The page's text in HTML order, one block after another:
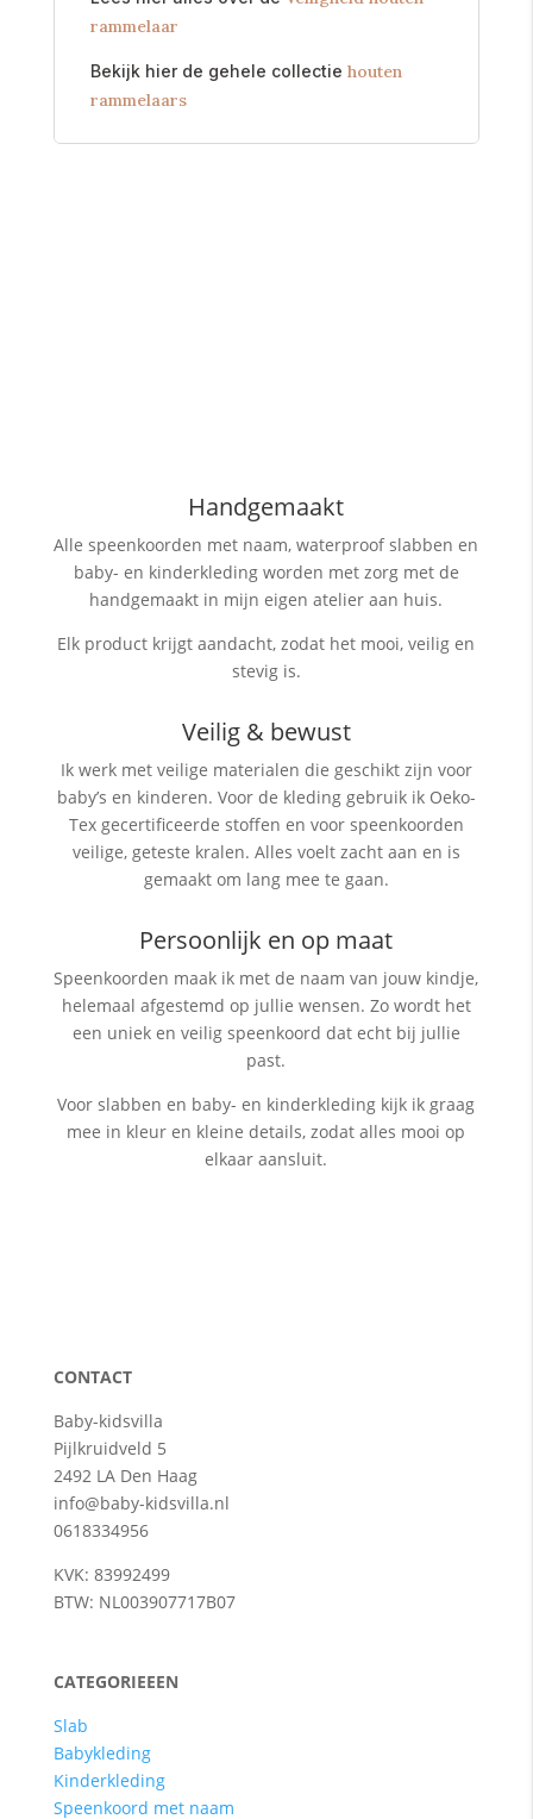
rammelaar
Bekijk hier de gehele collectie houten
rammelaars
Handgemaakt
Alle speenkoorden met naam, waterproof slabbenen
baby- en kinderkleding worden met zorg met de
handgemaakt in mijn eigen atelier aan huis.
Elk product krijgt aandacht, zodat het mooi, veilig en
stevig is.
Veilig & bewust
Ik werk met veilige materialen die geschikt zijn voor
baby’s en kinderen. Voor de kleding gebruik ik Oeko-
Tex gecertificeerde stoffen en voor speenkoorden
veilige, geteste kralen. Alles voelt zacht aan en is
gemaakt om lang mee te gaan.
Persoonlijk en op maat
Speenkoorden maak ik met de naam van jouw kindje,
helemaal afgestemd op jullie wensen. Zo wordt het
een uniek en veilig speenkoord dat echt bij jullie
past.
Voor slabben en baby- en kinderkleding kijk ik graag
mee in kleur en kleine details, zodat alles mooi op
elkaar aansluit.
CONTACT
Baby-kidsvilla
Pijlkruidveld 5
2492 LA Den Haag
info@baby-kidsvilla.nl
0618334956
KVK: 83992499
BTW: NL003907717B07
CATEGORIEEEN
Slab
Babykleding
Kinderkleding
Speenkoord met naam